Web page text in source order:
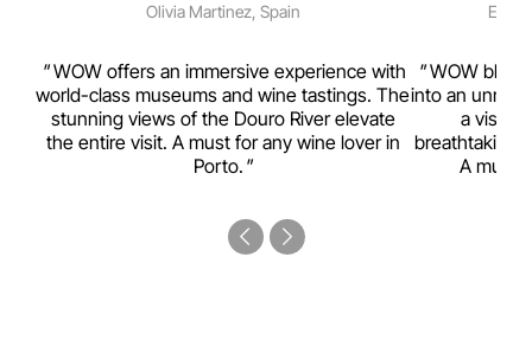
Olivia Martinez, Spain
WOW offers an immersive experience with
world-class museums and wine tastings. The
stunning views of the Douro River elevate
the entire visit. A must for any wine lover in
Porto.
WOW
into an
a visual
breathtaking
A must-